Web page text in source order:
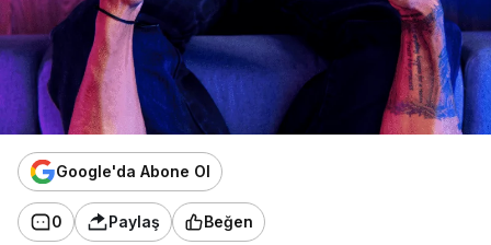
Google'da Abone Ol
0 Paylaş Beğen